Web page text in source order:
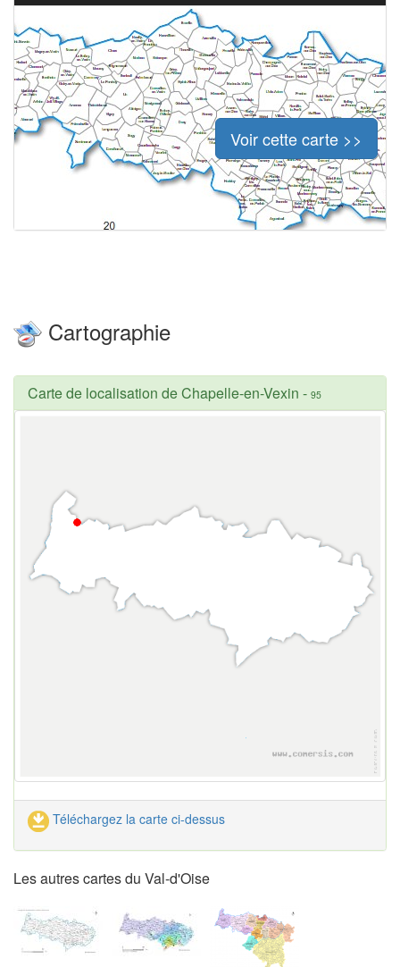
Voir cette carte >>
Cartographie
Carte de localisation de Chapelle-en-Vexin - 95
Téléchargez la carte ci-dessus
Les autres cartes du Val-d'Oise